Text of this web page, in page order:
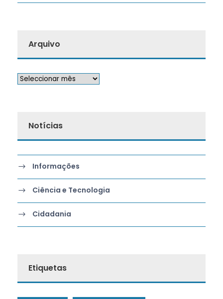
Arquivo
Notícias
Informações
Ciência e Tecnologia
Cidadania
Etiquetas